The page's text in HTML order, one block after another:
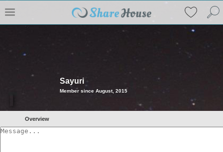
Sayuri
Member since August, 2015
Overview